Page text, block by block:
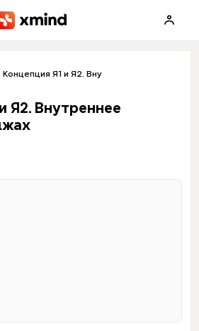
Концепция Я1 и Я2. Внутреннее катание на
Я2. Внутреннее